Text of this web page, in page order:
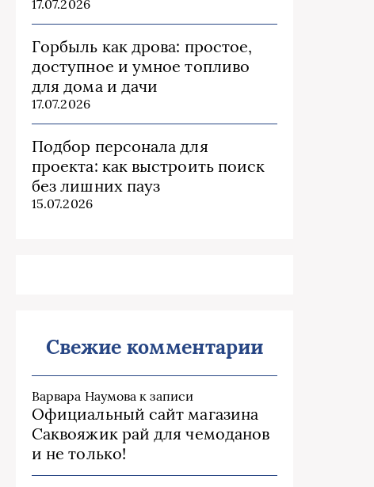
17.07.2026
Горбыль как дрова: простое,
доступное и умное топливо
для дома и дачи
17.07.2026
Подбор персонала для
проекта: как выстроить поиск
без лишних пауз
15.07.2026
Свежие комментарии
Варвара Наумова к записи
Официальный сайт магазина
Саквояжик рай для чемоданов
и не только!